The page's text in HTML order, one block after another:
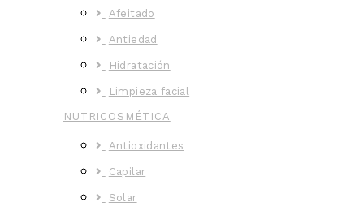
Afeitado
Antiedad
Hidratación
Limpieza facial
NUTRICOSMÉTICA
Antioxidantes
Capilar
Solar